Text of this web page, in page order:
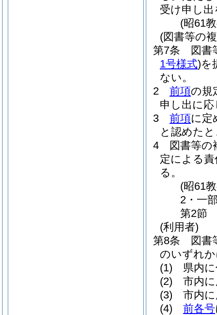
受け申し
(昭61
(図書等の
第7条
図書
1号様式)を
ない。
2
前項の規
申し出に
3
前項に定
と認めた
4
図書等の
定による
る。
(昭61
2・一
第2節
(利用者)
第8条
図書
のいずれ
(1)
県内
(2)
市内
(3)
市内
(4)
前各号